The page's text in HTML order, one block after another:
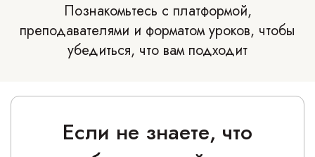
Познакомьтесь с платформой,
преподавателями и форматом уроков, чтобы
убедиться, что вам подходит
Если не знаете, что